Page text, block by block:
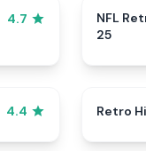
4.7
NFL
25
4.4 Retro